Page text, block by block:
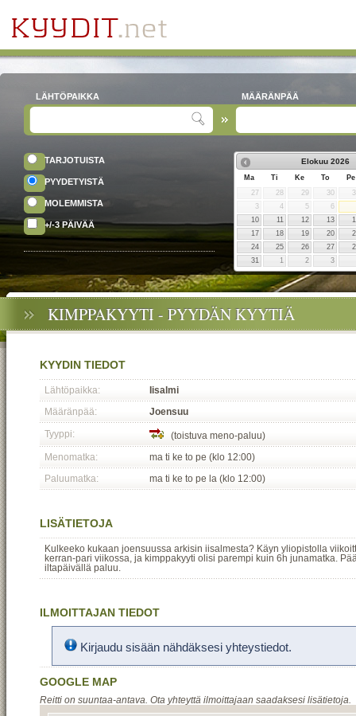
LÄHTÖPAIKKA MÄÄRÄNPÄÄ
TARJOTUISTA
PYYDETYISTÄ
MOLEMMISTA
+/-3 PÄIVÄÄ
Elokuu 2026
Ma Ti Ke To
Pe
27
28 29 30
3
4 5
6
10
11 12 13
17
18 19 20
24
25 26 27
31
1 2 3
KIMPPAKYYTI - PYYDÄN KYYTIÄ
KYYDIN TIEDOT
Lähtöpaikka:
Iisalmi
Määränpää:
Joensuu
Tyyppi:
(toistuva meno-paluu)
Menomatka:
ma ti ke to pe (klo 12:00)
Paluumatka:
ma ti ke to pe la (klo 12:00)
LISÄTIETOJA
Kulkeeko kukaan joensuussa arkisin iisalmesta? Käyn yliopistolla
kerran-pari viikossa, ja kimppakyyti olisi parempi kuin 6h junamatka.
iltapäivällä paluu.
ILMOITTAJAN TIEDOT
Kirjaudu sisään nähdäksesi yhteystiedot.
GOOGLE MAP
Reitti on suuntaa-antava. Ota yhteyttä ilmoittajaan saadaksesi lisätietoja.